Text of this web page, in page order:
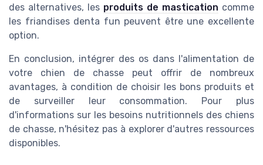
des alternatives, les produits de mastication comme
les friandises denta fun peuvent être une excellente
option.
En conclusion, intégrer des os dans l'alimentation de
votre chien de chasse peut offrir de nombreux
avantages, à condition de choisir les bons produits et
de surveiller leur consommation. Pour plus
d'informations sur les besoins nutritionnels des chiens
de chasse, n'hésitez pas à explorer d'autres ressources
disponibles.